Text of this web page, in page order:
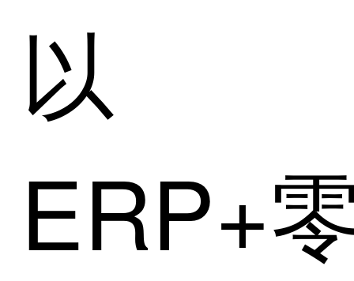
以
ERP+